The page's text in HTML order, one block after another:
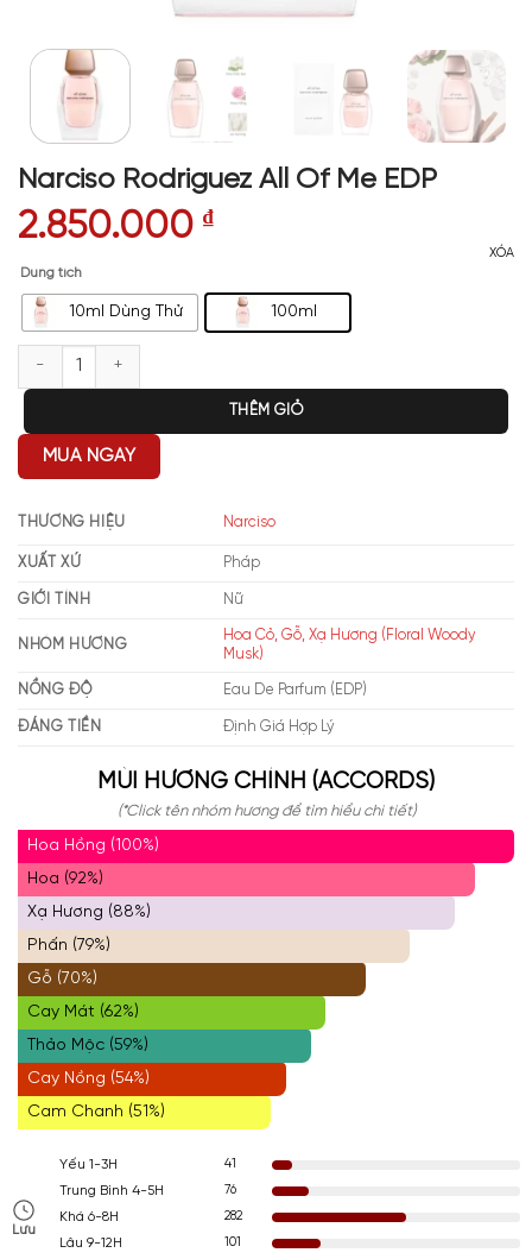
Narciso Rodriguez All Of Me EDP
2.850.000 ₫
Dung tích
10ml Dùng Thử 100ml
XÓA
Narciso Rodriguez All Of Me EDP số lượng
THÊM GIỎ
MUA NGAY
THƯƠNG HIỆU Narciso
XUẤT XỨ Pháp
GIỚI TÍNH Nữ
NHÓM HƯƠNG
Hoa Cỏ, Gỗ, Xạ Hương (Floral Woody
Musk)
NỒNG ĐỘ Eau De Parfum (EDP)
ĐÁNG TIỀN Định Giá Hợp Lý
MÙI HƯƠNG CHÍNH (ACCORDS)
(*Click tên nhóm hương để tìm hiểu chi tiết)
Hoa Hồng (100%)
Hoa (92%)
Xạ Hương (88%)
Phấn (79%)
Gỗ (70%)
Cay Mát (62%)
Thảo Mộc (59%)
Cay Nồng (54%)
Cam Chanh (51%)
Lưu
Yếu 1-3H
41
Trung Bình 4-5H
76
Khá 6-8H
282
Lâu 9-12H
101